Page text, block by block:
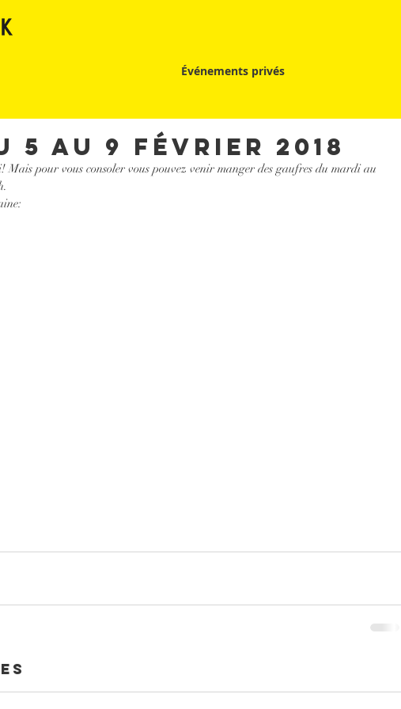
Événements privés
5 au 9 février 2018
Mais pour vous consoler vous pouvez venir manger des gaufres du mardi au